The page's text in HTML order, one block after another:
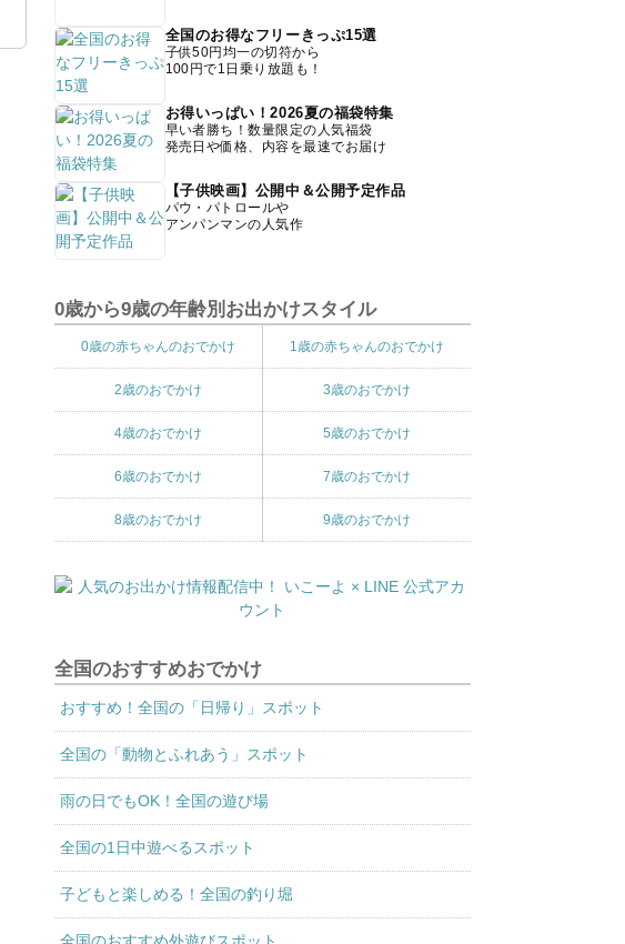
全国のお得なフリーきっぷ15選
子供50円均一の切符から
100円で1日乗り放題も！
お得いっぱい！2026夏の福袋特集
早い者勝ち！数量限定の人気福袋
発売日や価格、内容を最速でお届け
【子供映画】公開中＆公開予定作品
パウ・パトロールや
アンパンマンの人気作
0歳から9歳の年齢別お出かけスタイル
0歳の赤ちゃんのおでかけ 1歳の赤ちゃんのおでかけ
2歳のおでかけ 3歳のおでかけ
4歳のおでかけ 5歳のおでかけ
6歳のおでかけ 7歳のおでかけ
8歳のおでかけ 9歳のおでかけ
全国のおすすめおでかけ
おすすめ！全国の「日帰り」スポット
全国の「動物とふれあう」スポット
雨の日でもOK！全国の遊び場
全国の1日中遊べるスポット
子どもと楽しめる！全国の釣り堀